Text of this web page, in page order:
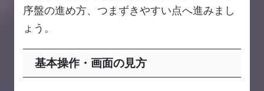
序盤の進め方、つまずきやすい点へ進みまし
ょう。
基本操作・画面の見方